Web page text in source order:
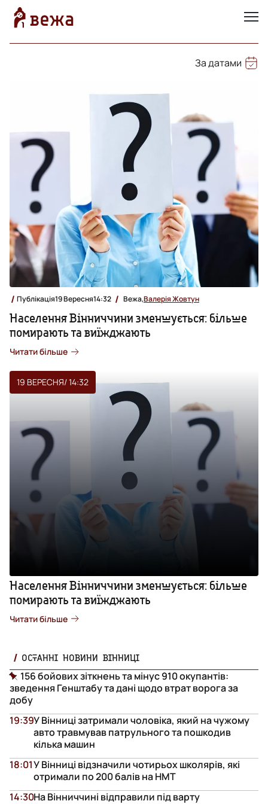
За датами
Публікація19 Вересня14:32 Вежа,Валерія Жовтун
Населення Вінниччини зменшується: більше
помирають та виїжджають
Читати більше
19 ВЕРЕСНЯ/ 14:32
Населення Вінниччини зменшується: більше
помирають та виїжджають
Читати більше
ОСТАННІ НОВИНИ ВІННИЦІ
156 бойових зіткнень та мінус 910 окупантів:
зведення Генштабу та дані щодо втрат ворога за
добу
У Вінниці затримали чоловіка, який на чужому
авто травмував патрульного та пошкодив
кілька машин
19:39
У Вінниці відзначили чотирьох школярів, які
отримали по 200 балів на НМТ
18:01
На Вінниччині відправили під варту
14:30